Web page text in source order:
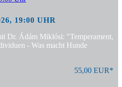
19:00 UHR
Dr. Ádám Miklósi: "Temperament,
- Was macht Hunde
55,00 EUR*